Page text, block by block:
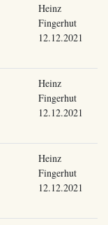
Heinz
Fingerhut
12.12.2021
Heinz
Fingerhut
12.12.2021
Heinz
Fingerhut
12.12.2021